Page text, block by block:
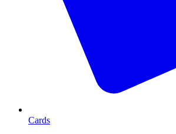
Cards